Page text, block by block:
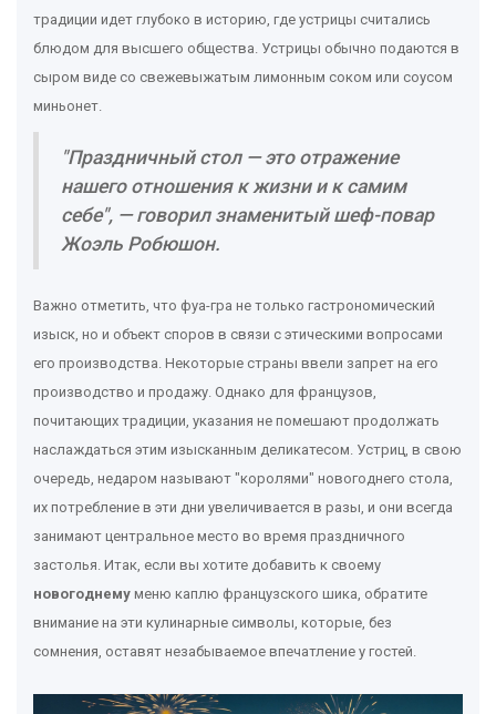
традиции идет глубоко в историю, где устрицы считались
блюдом для высшего общества. Устрицы обычно подаются в
сыром виде со свежевыжатым лимонным соком или соусом
миньонет.
"Праздничный стол — это отражение
нашего отношения к жизни и к самим
себе", — говорил знаменитый шеф-повар
Жоэль Робюшон.
Важно отметить, что фуа-гра не только гастрономический
изыск, но и объект споров в связи с этическими вопросами
его производства. Некоторые страны ввели запрет на его
производство и продажу. Однако для французов,
почитающих традиции, указания не помешают продолжать
наслаждаться этим изысканным деликатесом. Устриц, в свою
очередь, недаром называют "королями" новогоднего стола,
их потребление в эти дни увеличивается в разы, и они всегда
занимают центральное место во время праздничного
застолья. Итак, если вы хотите добавить к своему
новогоднему меню каплю французского шика, обратите
внимание на эти кулинарные символы, которые, без
сомнения, оставят незабываемое впечатление у гостей.